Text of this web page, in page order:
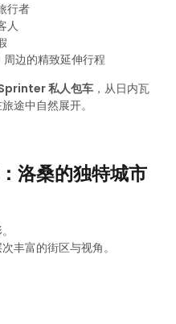
行者
人
边的精致延伸行程
私人包车 ，从日内瓦
途中自然展开。
洛桑的独特城市
丰富的街区与视角。